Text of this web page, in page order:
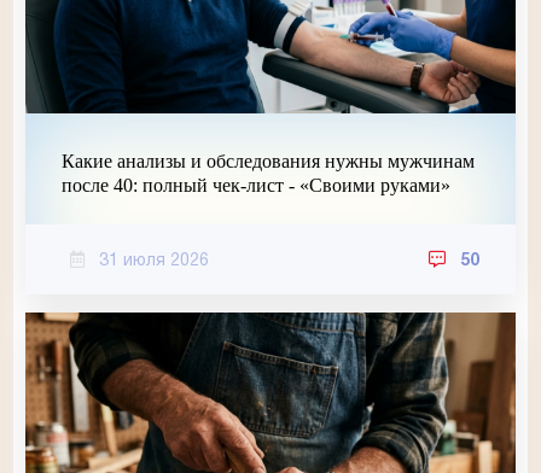
Какие анализы и обследования нужны мужчинам
после 40: полный чек-лист - «Своими руками»
31 июля 2026 50